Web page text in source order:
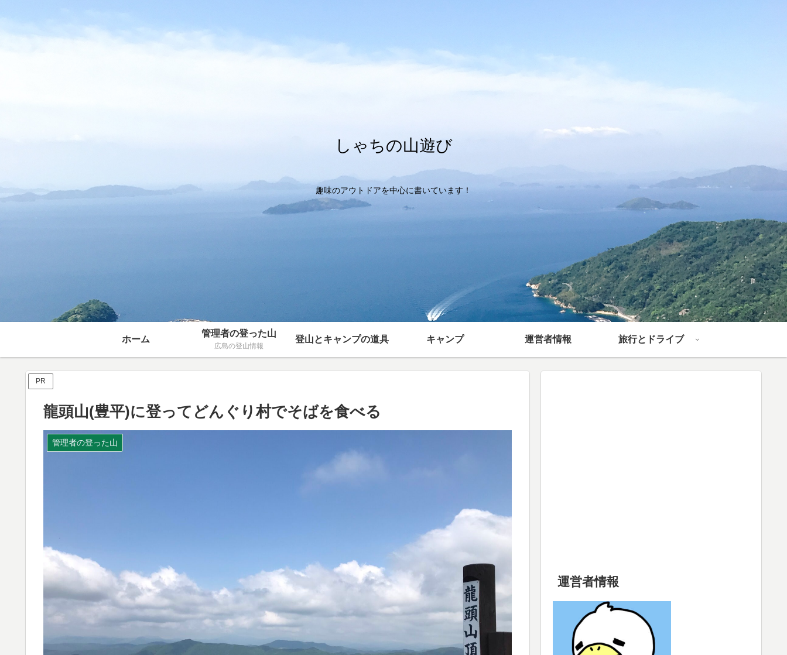
しゃちの山遊び
趣味のアウトドアを中心に書いています！
ホーム
管理者の登った山
広島の登山情報
登山とキャンプの道具 キャンプ 運営者情報 旅行とドライブ
PR
龍頭山(豊平)に登ってどんぐり村でそばを食べる
管理者の登った山
運営者情報